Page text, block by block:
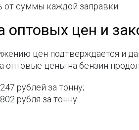
от суммы каждой заправки.
оптовых цен и
цен подтверждается и
оптовые цены на бензин
рублей за тонну;
рубля за тонну.